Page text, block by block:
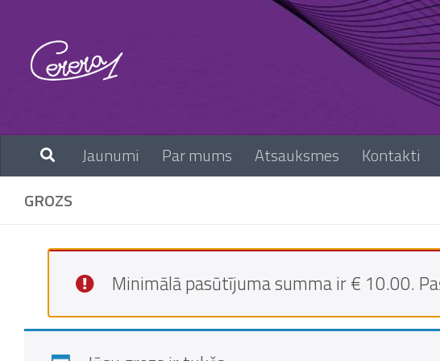
Jaunumi Par mums Atsauksmes Kontakti
GROZS
Minimālā pasūtījuma summa ir € 10.00.